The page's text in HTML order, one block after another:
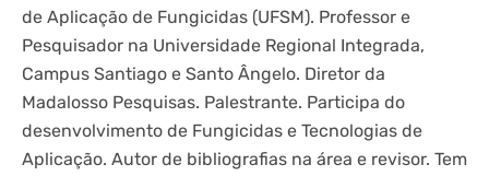
de Aplicação de Fungicidas (UFSM). Professor e
Pesquisador na Universidade Regional Integrada,
Campus Santiago e Santo Ângelo. Diretor da
Madalosso Pesquisas. Palestrante. Participa do
desenvolvimento de Fungicidas e Tecnologias de
Aplicação. Autor de bibliografias na área e revisor. Tem